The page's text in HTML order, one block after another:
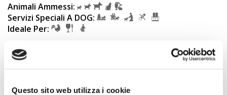
Questo sito web utilizza i cookie
Animali Ammessi:
Servizi Speciali A DOG:
Ideale Per:
Summer PETLASTMINUTE
In viaggio a 4 zampe? 10% di sconto!
Vedi